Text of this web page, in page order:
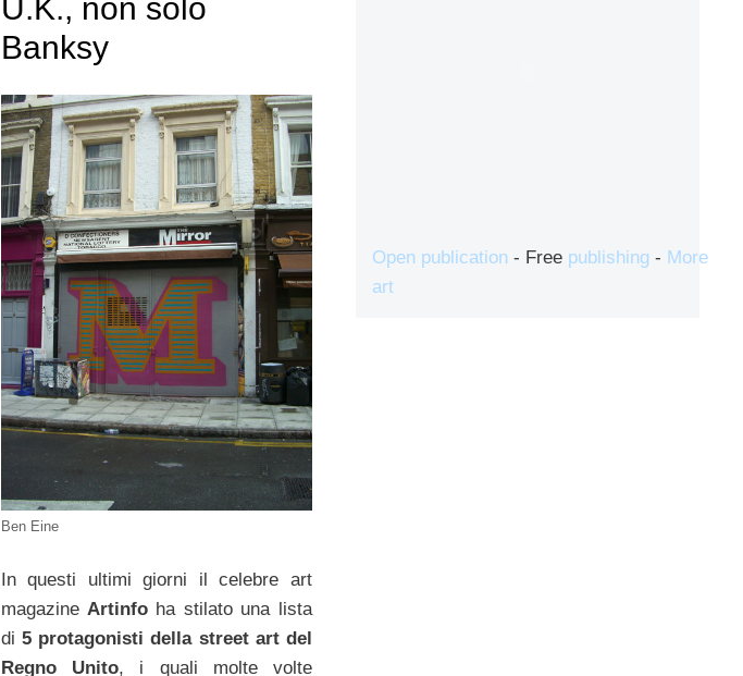
U.K., non solo
Banksy
Ben Eine
In questi ultimi giorni il celebre art
magazineArtinfoha stilato una lista
di5 protagonisti della street art del
Regno Unito, i quali molte volte
Open publication - Free publishing - More
art